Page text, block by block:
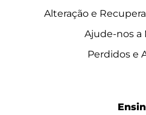
Alteração e
Ajude-nos a
Perdidos e